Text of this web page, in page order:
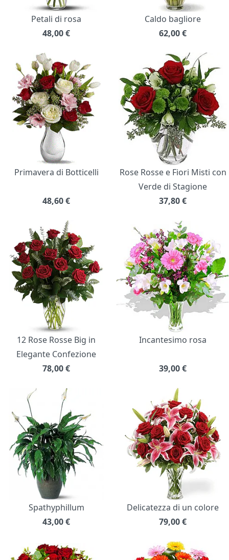
Petali di rosa
48,00€
Caldo bagliore
62,00€
Primavera di Botticelli
48,60€
Rose Rosse e Fiori Misti con
Verde di Stagione
37,80€
12 Rose Rosse Big in
Elegante Confezione
78,00€
Incantesimo rosa
39,00€
Spathyphillum
43,00€
Delicatezza di un colore
79,00€